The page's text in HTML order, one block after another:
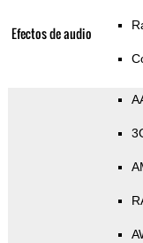
Efectos de audio